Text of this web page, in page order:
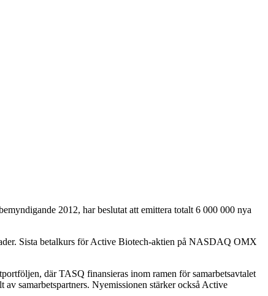
2012, har beslutat att emittera totalt 6 000 000 nya
Sista betalkurs för Active Biotech-aktien på NASDAQ OMX
där TASQ finansieras inom ramen för samarbetsavtalet
samarbetspartners. Nyemissionen stärker också Active